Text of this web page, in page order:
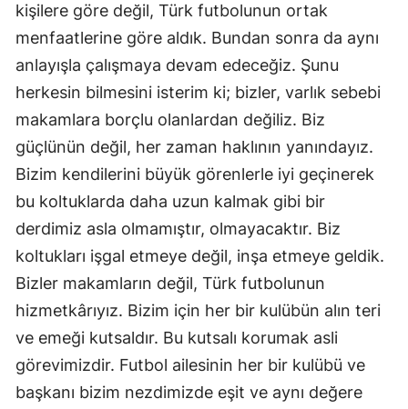
kişilere göre değil, Türk futbolunun ortak
menfaatlerine göre aldık. Bundan sonra da aynı
anlayışla çalışmaya devam edeceğiz. Şunu
herkesin bilmesini isterim ki; bizler, varlık sebebi
makamlara borçlu olanlardan değiliz. Biz
güçlünün değil, her zaman haklının yanındayız.
Bizim kendilerini büyük görenlerle iyi geçinerek
bu koltuklarda daha uzun kalmak gibi bir
derdimiz asla olmamıştır, olmayacaktır. Biz
koltukları işgal etmeye değil, inşa etmeye geldik.
Bizler makamların değil, Türk futbolunun
hizmetkârıyız. Bizim için her bir kulübün alın teri
ve emeği kutsaldır. Bu kutsalı korumak asli
görevimizdir. Futbol ailesinin her bir kulübü ve
başkanı bizim nezdimizde eşit ve aynı değere